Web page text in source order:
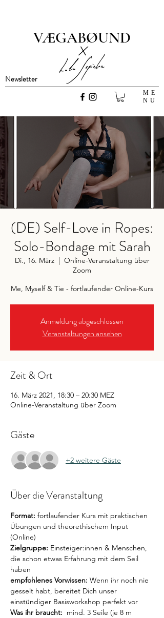
x
VÆGABØUND
Newsletter
ME
NU
(DE) Self-Love in Ropes:
Solo-Bondage mit Sarah
Di., 16. März
  |
Online-Veranstaltung über
Zoom
Me, Myself & Tie - fortlaufender Online-Kurs
Anmeldung abgeschlossen
Veranstaltungen ansehen
Zeit & Ort
16. März 2021, 18:30 – 20:30 MEZ
Online-Veranstaltung über Zoom
Gäste
+2 weitere Gäste
Über die Veranstaltung
Format: fortlaufender Kurs mit praktischen
Übungen und theorethischem Input
(Online)
Zielgruppe: Einsteiger:innen & Menschen,
die schon etwas Erfahrung mit dem Seil
haben
empfohlenes Vorwissen: Wenn ihr noch nie
gesselt habt, bereitet Dich unser
einstündiger Basisworkshop perfekt vor
Was ihr braucht: mind. 3 Seile (je 8 m